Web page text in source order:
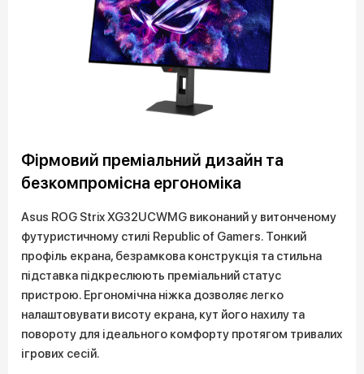
Фірмовий преміальний дизайн та
безкомпромісна ергономіка
Asus ROG Strix XG32UCWMG виконаний у витонченому
футуристичному стилі Republic of Gamers. Тонкий
профіль екрана, безрамкова конструкція та стильна
підставка підкреслюють преміальний статус
пристрою. Ергономічна ніжка дозволяє легко
налаштовувати висоту екрана, кут його нахилу та
повороту для ідеального комфорту протягом тривалих
ігрових сесій.